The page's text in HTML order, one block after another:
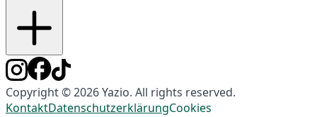
Copyright © 2026 Yazio. All rights reserved.
KontaktDatenschutzerklärungCookies